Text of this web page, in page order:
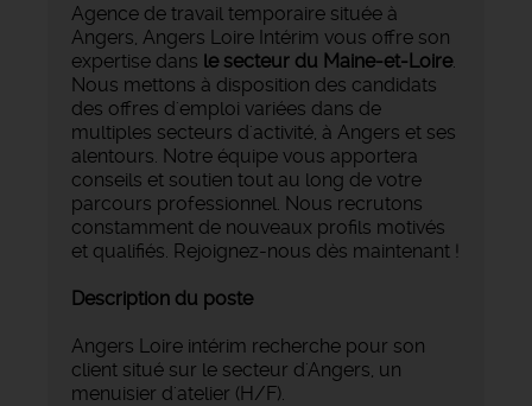
Agence de travail temporaire située à
Angers, Angers Loire Intérim vous offre son
expertise dans le secteur du Maine-et-Loire.
Nous mettons à disposition des candidats
des offres d'emploi variées dans de
multiples secteurs d'activité, à Angers et ses
alentours. Notre équipe vous apportera
conseils et soutien tout au long de votre
parcours professionnel. Nous recrutons
constamment de nouveaux profils motivés
et qualifiés. Rejoignez-nous dès maintenant !
Description du poste
Angers Loire intérim recherche pour son
client situé sur le secteur d'Angers, un
menuisier d'atelier (H/F).